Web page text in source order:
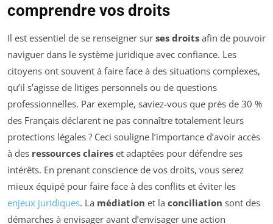
comprendre vos droits
Il est essentiel de se renseigner sur ses droits afin de pouvoir
naviguer dans le système juridique avec confiance. Les
citoyens ont souvent à faire face à des situations complexes,
qu’il s’agisse de litiges personnels ou de questions
professionnelles. Par exemple, saviez-vous que près de 30 %
des Français déclarent ne pas connaître totalement leurs
protections légales ? Ceci souligne l’importance d’avoir accès
à des ressources claires et adaptées pour défendre ses
intérêts. En prenant conscience de vos droits, vous serez
mieux équipé pour faire face à des conflits et éviter les
enjeux juridiques. La médiation et la conciliation sont des
démarches à envisager avant d’envisager une action